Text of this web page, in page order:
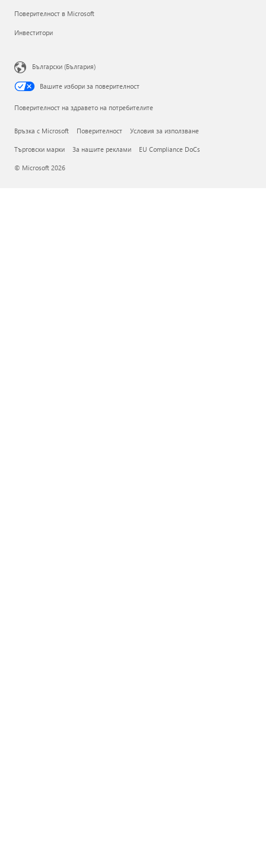
Поверителност в Microsoft
Инвеститори
Български (България)
Вашите избори за поверителност
Поверителност на здравето на потребителите
Връзка с Microsoft Поверителност Условия за използване
Търговски марки За нашите реклами EU Compliance DoCs
© Microsoft 2026